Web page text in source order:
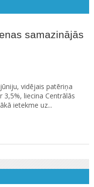
samazinājās
vidējais patēriņa
3,5%, liecina Centrālās
ietekme uz...